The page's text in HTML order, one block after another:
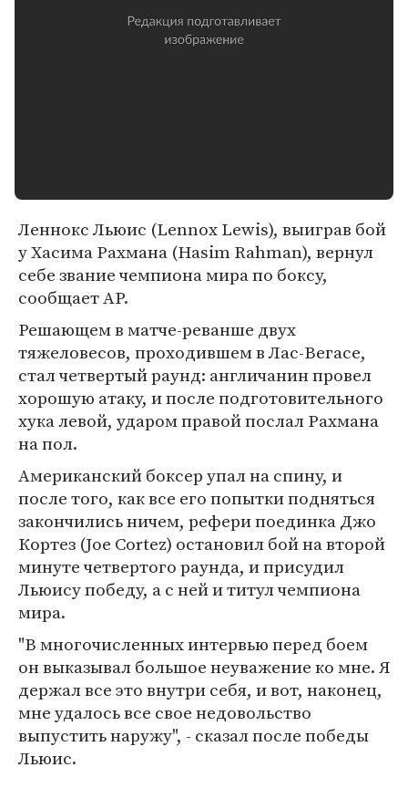
Леннокс Льюис (Lennox Lewis), выиграв бой
у Хасима Рахмана (Hasim Rahman), вернул
себе звание чемпиона мира по боксу,
сообщает AP.
Решающем в матче-реванше двух
тяжеловесов, проходившем в Лас-Вегасе,
стал четвертый раунд: англичанин провел
хорошую атаку, и после подготовительного
хука левой, ударом правой послал Рахмана
на пол.
Американский боксер упал на спину, и
после того, как все его попытки подняться
закончились ничем, рефери поединка Джо
Кортез (Joe Cortez) остановил бой на второй
минуте четвертого раунда, и присудил
Льюису победу, а с ней и титул чемпиона
мира.
"В многочисленных интервью перед боем
он выказывал большое неуважение ко мне. Я
держал все это внутри себя, и вот, наконец,
мне удалось все свое недовольство
выпустить наружу", - сказал после победы
Льюис.